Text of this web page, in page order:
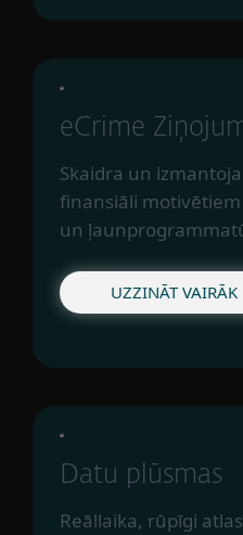
eCrime
Skaidra un
finansiāli
un
UZZINĀT VAIRĀK
Datu plūsmas
Reāllaika, rūpīgi